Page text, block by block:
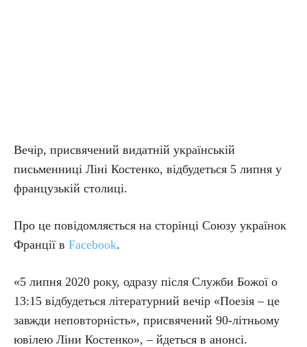
Вечір, присвячений видатній українській
письменниці Ліні Костенко, відбудеться 5 липня у
французькій столиці.
Про це повідомляється на сторінці Союзу українок
Франції в Facebook.
«5 липня 2020 року, одразу після Служби Божої о
13:15 відбудеться літературний вечір «Поезія – це
завжди неповторність», присвячений 90-літньому
ювілею Ліни Костенко», – йдеться в анонсі.